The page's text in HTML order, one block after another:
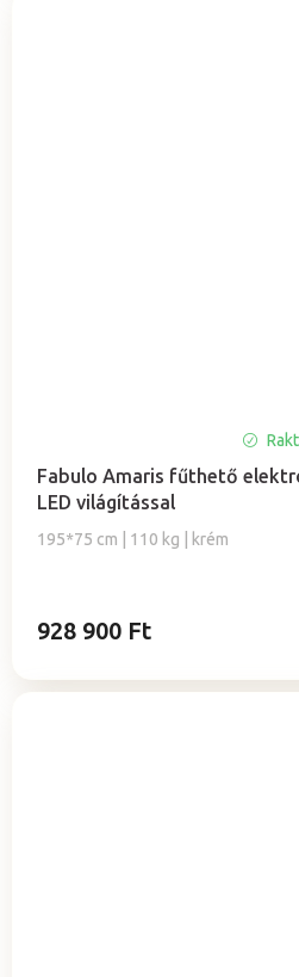
Fabulo Amaris fűthető
LED világítással
195*75 cm | 110 kg | krém
928 900 Ft